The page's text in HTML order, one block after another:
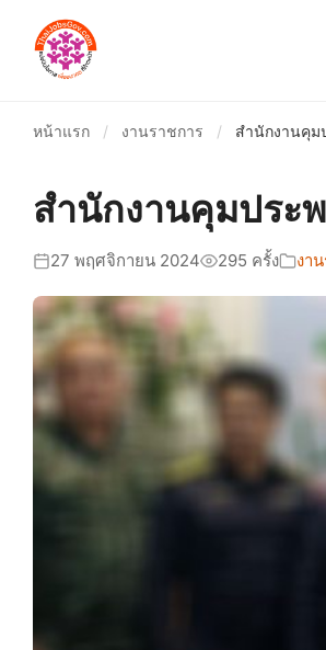
หน้าแรก / งานราชการ / สำนักงานคุม
สำนักงานคุมประ
27 พฤศจิกายน 2024 295 ครั้ง งา